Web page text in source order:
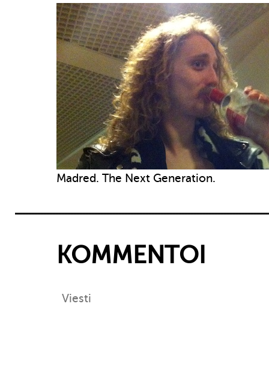
Madred. The Next Generation.
KOMMENTOI